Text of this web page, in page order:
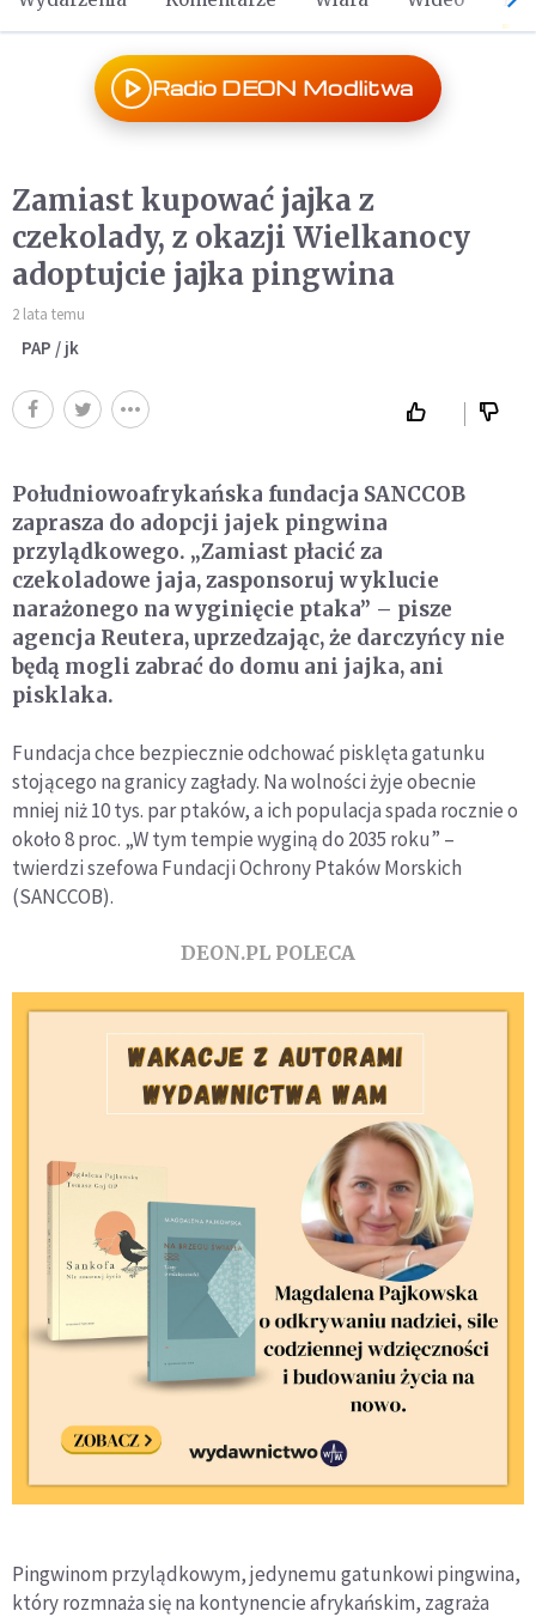
Radio DEON Modlitwa
Zamiast kupować jajka z
czekolady, z okazji Wielkanocy
adoptujcie jajka pingwina
2 lata temu
PAP / jk
Południowoafrykańska fundacja SANCCOB
zaprasza do adopcji jajek pingwina
przylądkowego. „Zamiast płacić za
czekoladowe jaja, zasponsoruj wyklucie
narażonego na wyginięcie ptaka” – pisze
agencja Reutera, uprzedzając, że darczyńcy nie
będą mogli zabrać do domu ani jajka, ani
pisklaka.
Fundacja chce bezpiecznie odchować pisklęta gatunku
stojącego na granicy zagłady. Na wolności żyje obecnie
mniej niż 10 tys. par ptaków, a ich populacja spada rocznie o
około 8 proc. „W tym tempie wyginą do 2035 roku” –
twierdzi szefowa Fundacji Ochrony Ptaków Morskich
(SANCCOB).
DEON.PL POLECA
Pingwinom przylądkowym, jedynemu gatunkowi pingwina,
który rozmnaża się na kontynencie afrykańskim, zagraża